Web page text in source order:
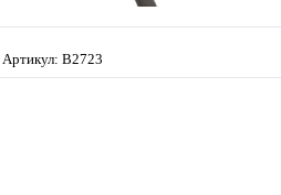
Артикул: B2723